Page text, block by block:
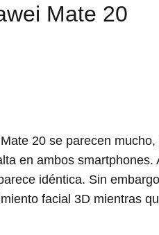
Mate 20
20 se parecen
en ambos
idéntica. Sin
facial 3D mientras